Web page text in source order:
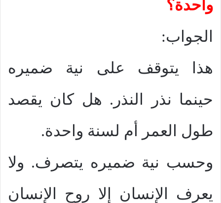
واحدة؟
الجواب:
هذا يتوقف على نية ضميره
حينما نذر النذر. هل كان يقصد
طول العمر أم لسنة واحدة.
وحسب نية ضميره يتصرف. ولا
يعرف الإنسان إلا روح الإنسان